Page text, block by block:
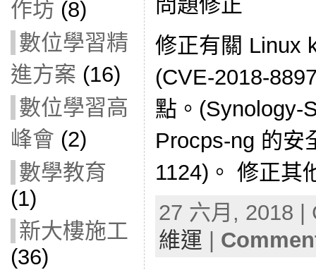
作坊 (8)
數位學習精
進方案 (16)
數位學習高
峰會 (2)
數學教育
(1)
新大樓施工
(36)
修正有關 Linux
(CVE-2018-
點。(Synology-
Procps-ng 的安
1124)。 修正
27 六月, 2018
維運